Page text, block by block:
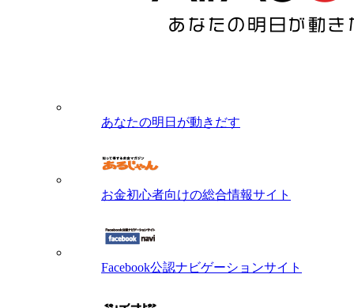
あなたの明日が動きだす
お金初心者向けの総合情報サイト
Facebook公認ナビゲーションサイト